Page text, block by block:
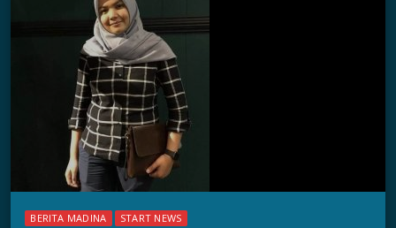
BERITA MADINA START NEWS